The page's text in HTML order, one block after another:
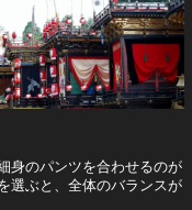
身のパンツを合わせるのが
選ぶと、全体のバランスが